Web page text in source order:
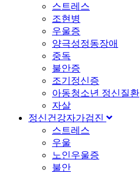
스트레스
조현병
우울증
양극성정동장애
중독
불안증
조기정신증
아동청소년 정신질환
자살
정신건강자가검진
스트레스
우울
노인우울증
불안